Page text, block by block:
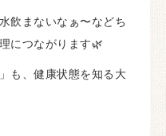
飲まないなぁ〜などち
につながります🌿
も、健康状態を知る大